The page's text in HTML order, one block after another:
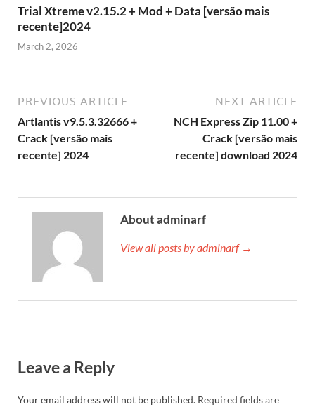
Trial Xtreme v2.15.2 + Mod + Data [versão mais
recente]2024
March 2, 2026
PREVIOUS ARTICLE
Artlantis v9.5.3.32666 +
Crack [versão mais
recente] 2024
NEXT ARTICLE
NCH Express Zip 11.00 +
Crack [versão mais
recente] download 2024
About adminarf
View all posts by adminarf →
Leave a Reply
Your email address will not be published. Required fields are